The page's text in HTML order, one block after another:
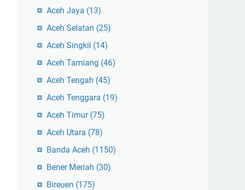
Aceh Jaya (13)
Aceh Selatan (25)
Aceh Singkil (14)
Aceh Tamiang (46)
Aceh Tengah (45)
Aceh Tenggara (19)
Aceh Timur (75)
Aceh Utara (78)
Banda Aceh (1150)
Bener Meriah (30)
Bireuen (175)